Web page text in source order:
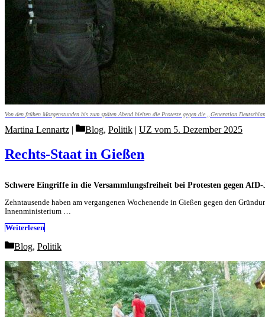
Von den frühen Morgenstunden bis zum späten Abend hielten die Proteste gegen die „Generation
Schwere Eingriffe in die Versammlungsfreiheit bei Protesten gegen
Rechts-Staat in Gießen
Martina Lennartz Categories
Blog, Politik | UZ vom 5. Dezember 2025
Zehntausende haben am vergangenen Wochenende in Gießen gegen den
Innenministerium …
Weiterlesen
Categories
Blog, Politik